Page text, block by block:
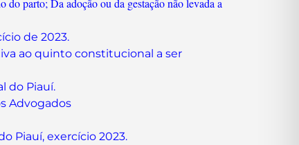
parto; Da adoção ou da gestação não levada a
de 2023.
ao quinto constitucional a ser
do Piauí.
Advogados
Piauí, exercício 2023.